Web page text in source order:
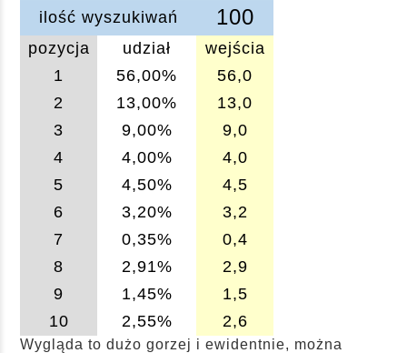
ilość wyszukiwań 100
pozycja udział
wejścia
1
56,00%
56,0
2
13,00%
13,0
3
9,00%
9,0
4
4,00%
4,0
5
4,50%
4,5
6
3,20%
3,2
7
0,35%
0,4
8
2,91%
2,9
9
1,45%
1,5
10
2,55% 2,6
Wygląda to dużo gorzej i ewidentnie, można